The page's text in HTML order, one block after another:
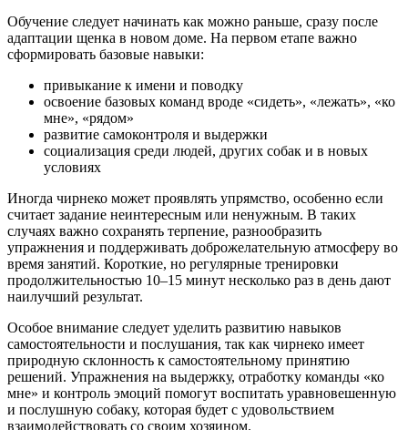
Обучение следует начинать как можно раньше, сразу после
адаптации щенка в новом доме. На первом етапе важно
сформировать базовые навыки:
привыкание к имени и поводку
освоение базовых команд вроде «сидеть», «лежать», «ко
мне», «рядом»
развитие самоконтроля и выдержки
социализация среди людей, других собак и в новых
условиях
Иногда чирнеко может проявлять упрямство, особенно если
считает задание неинтересным или ненужным. В таких
случаях важно сохранять терпение, разнообразить
упражнения и поддерживать доброжелательную атмосферу во
время занятий. Короткие, но регулярные тренировки
продолжительностью 10–15 минут несколько раз в день дают
наилучший результат.
Особое внимание следует уделить развитию навыков
самостоятельности и послушания, так как чирнеко имеет
природную склонность к самостоятельному принятию
решений. Упражнения на выдержку, отработку команды «ко
мне» и контроль эмоций помогут воспитать уравновешенную
и послушную собаку, которая будет с удовольствием
взаимодействовать со своим хозяином.